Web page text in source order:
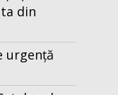
din
urgență